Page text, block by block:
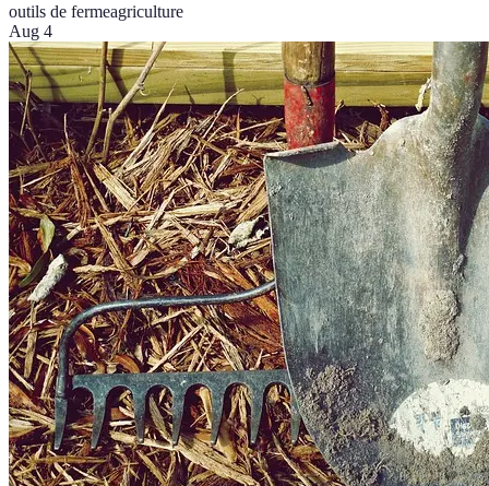
outils de fermeagriculture
Aug 4